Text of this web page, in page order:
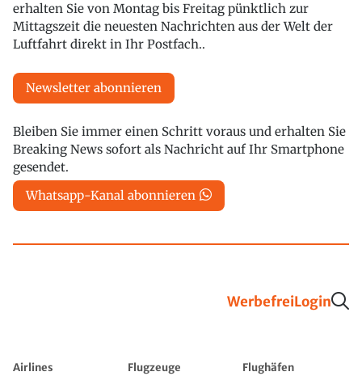
erhalten Sie von Montag bis Freitag pünktlich zur
Mittagszeit die neuesten Nachrichten aus der Welt der
Luftfahrt direkt in Ihr Postfach..
Newsletter abonnieren
Bleiben Sie immer einen Schritt voraus und erhalten Sie
Breaking News sofort als Nachricht auf Ihr Smartphone
gesendet.
Whatsapp-Kanal abonnieren
WerbefreiLogin
Airlines Flugzeuge
Flughäfen